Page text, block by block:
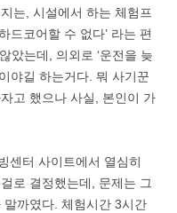
는, 시설에서 하는 체험프
드코어할 수 없다’ 라는 편
았는데, 의외로 ‘운전을 늦
야길 하는거다. 뭐 사기꾼
고 했으나 사실, 본인이 가
센터 사이트에서 열심히
로 결정했는데, 문제는 그
까였다. 체험시간 3시간